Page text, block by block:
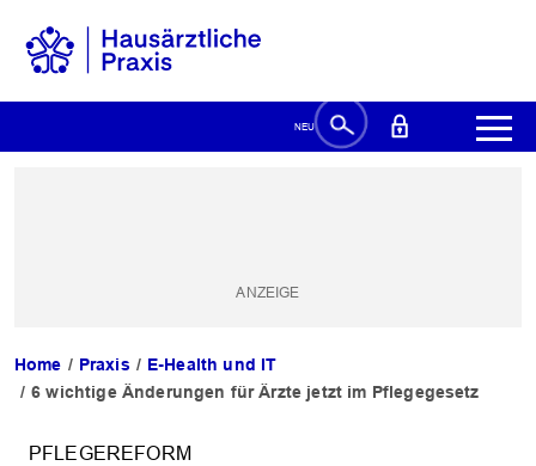
Home Praxis
E-Health und IT
6 wichtige Änderungen für Ärzte jetzt im Pflegegesetz
PFLEGEREFORM